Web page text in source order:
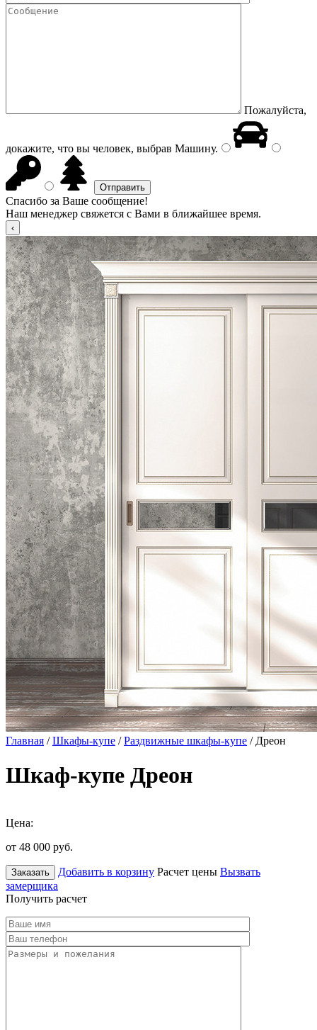
Пожалуйста,
докажите, что вы человек, выбрав Машину.
Спасибо за Ваше сообщение!
Наш менеджер свяжется с Вами в ближайшее время.
Главная /Шкафы-купе /Раздвижные шкафы-купе / Дреон
Шкаф-купе Дреон
Цена:
от 48 000 руб.
Заказать Добавить в корзину Расчет цены Вызвать
замерщика
Получить расчет